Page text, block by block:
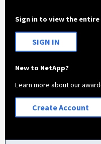
Sign in to view the
SIGN IN
New to NetApp?
Learn more about our
Create Account